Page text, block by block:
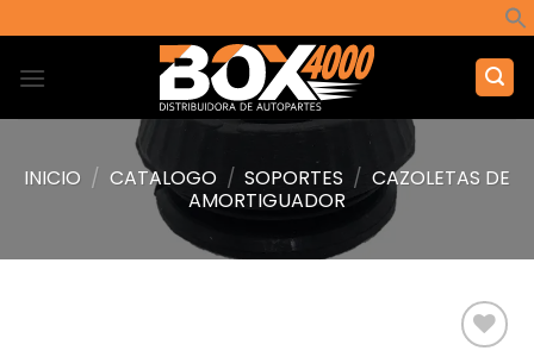
al
contenido
INICIO / CATALOGO / SOPORTES / CAZOLETAS DE
AMORTIGUADOR